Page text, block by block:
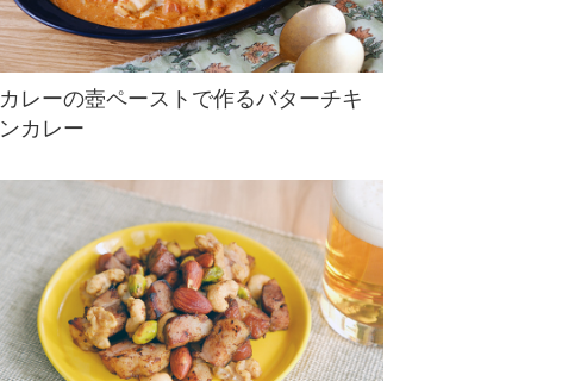
カレーの壺ペーストで作るバターチキ
ンカレー